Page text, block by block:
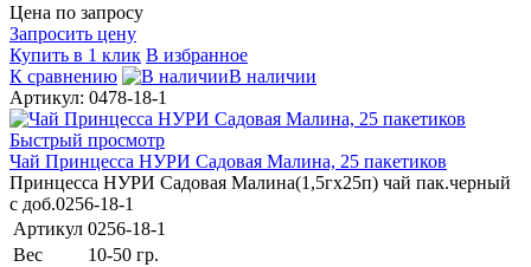
Цена по запросу
Запросить цену
Купить в 1 клик В избранное
К сравнению
В наличии
Артикул: 0478-18-1
Быстрый просмотр
Чай Принцесса НУРИ Садовая Малина, 25 пакетиков
Принцесса НУРИ Садовая Малина(1,5гх25п) чай пак.черный
с доб.0256-18-1
Артикул 0256-18-1
Вес
10-50 гр.